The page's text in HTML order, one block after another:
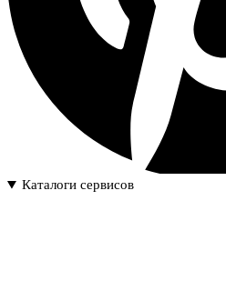
Каталоги сервисов